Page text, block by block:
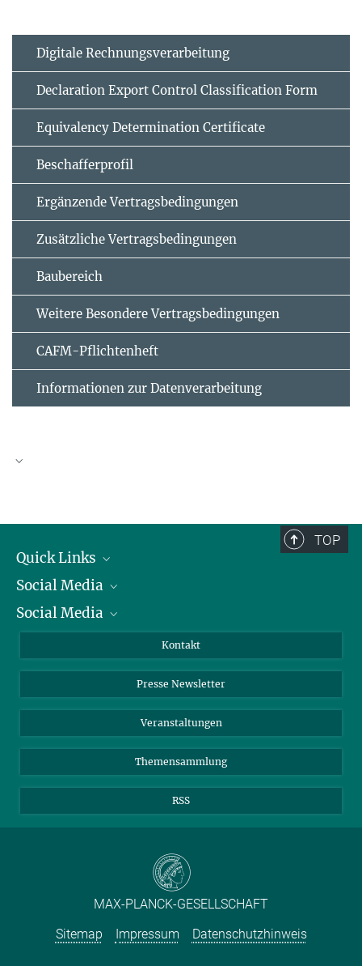
Digitale Rechnungsverarbeitung
Declaration Export Control Classification Form
Equivalency Determination Certificate
Beschafferprofil
Ergänzende Vertrags­bedingungen
Zusätzliche Vertrags­bedingungen
Baubereich
Weitere Besondere Vertragsbedingungen
CAFM-Pflichtenheft
Informationen zur Datenverarbeitung
124)
EVB-IT und BVB
TOP
Quick Links
Präsident
Zahlen und Fakten
Social Media
Bluesky
TikTok
Social Media
Instagram
YouTube
Kontakt
Presse Newsletter
Veranstaltungen
Themensammlung
RSS
MAX-PLANCK-GESELLSCHAFT
Sitemap
Impressum Datenschutzhinweis